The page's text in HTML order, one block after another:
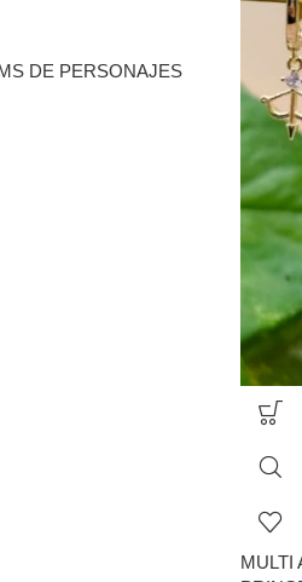
DE PERSONAJES
MULTI